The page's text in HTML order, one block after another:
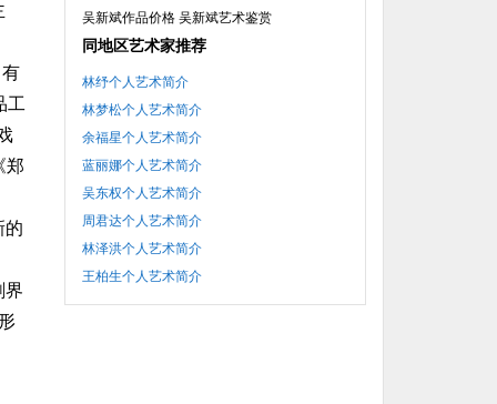
吴新斌作品价格 吴新斌艺术鉴赏
同地区艺术家推荐
林纾个人艺术简介
林梦松个人艺术简介
余福星个人艺术简介
蓝丽娜个人艺术简介
吴东权个人艺术简介
周君达个人艺术简介
林泽洪个人艺术简介
王柏生个人艺术简介
工
郑
的
界